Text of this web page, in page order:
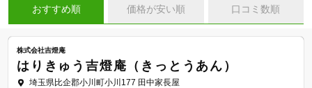
おすすめ順 価格が安い順 口コミ数順
株式会社吉燈庵
はりきゅう吉燈庵（きっとうあん）
埼玉県比企郡小川町小川177 田中家長屋